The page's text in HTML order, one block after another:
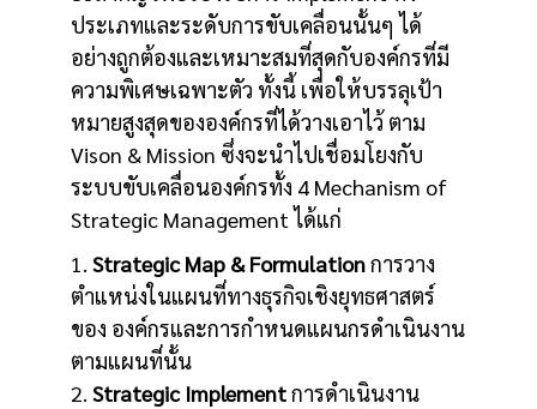
ประเภทและระดับการขับเคลื่อนนั้นๆ ได้
อย่างถูกต้องและเหมาะสมที่สุดกับองค์กรที่มี
ความพิเศษเฉพาะตัว ทั้งนี้ เพื่อให้บรรลุเป้า
หมายสูงสุดขององค์กรที่ได้วางเอาไว้ ตาม
Vison & Mission ซึ่งจะนำไปเชื่อมโยงกับ
ระบบขับเคลื่อนองค์กรทั้ง 4 Mechanism of
Strategic Management ได้แก่
1. Strategic Map & Formulationการวาง
ตำแหน่งในแผนที่ทางธุรกิจเชิงยุทธศาสตร์
ของ องค์กรและการกำหนดแผนกรดำเนินงาน
ตามแผนที่นั้น
2. Strategic Implementการดำเนินงาน